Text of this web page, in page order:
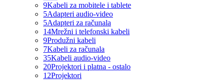
9Kabeli za mobitele i tablete
5Adapteri audio-video
5Adapteri za računala
14Mrežni i telefonski kabeli
9Produžni kabeli
7Kabeli za računala
35Kabeli audio-video
20Projektori i platna - ostalo
12Projektori